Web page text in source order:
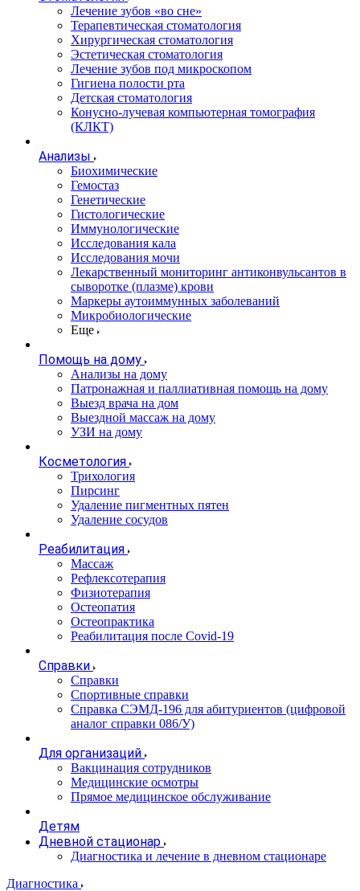
Лечение зубов «во сне»
Терапевтическая стоматология
Хирургическая стоматология
Эстетическая стоматология
Лечение зубов под микроскопом
Гигиена полости рта
Детская стоматология
Конусно-лучевая компьютерная томография
(КЛКТ)
Анализы
Биохимические
Гемостаз
Генетические
Гистологические
Иммунологические
Исследования кала
Исследования мочи
Лекарственный мониторинг антиконвульсантов в
сыворотке (плазме) крови
Маркеры аутоиммунных заболеваний
Микробиологические
Еще
Помощь на дому
Анализы на дому
Патронажная и паллиативная помощь на дому
Выезд врача на дом
Выездной массаж на дому
УЗИ на дому
Косметология
Трихология
Пирсинг
Удаление пигментных пятен
Удаление сосудов
Реабилитация
Массаж
Рефлексотерапия
Физиотерапия
Остеопатия
Остеопрактика
Реабилитация после Covid-19
Справки
Справки
Спортивные справки
Справка СЭМД‑196 для абитуриентов (цифровой
аналог справки 086/У)
Для организаций
Вакцинация сотрудников
Медицинские осмотры
Прямое медицинское обслуживание
Детям
Дневной стационар
Диагностика и лечение в дневном стационаре
Диагностика